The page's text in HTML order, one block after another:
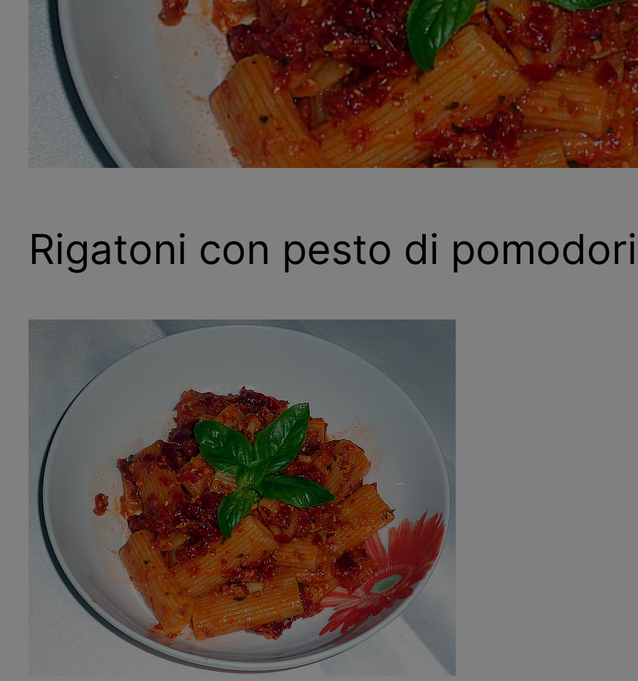
Rigatoni con pesto di